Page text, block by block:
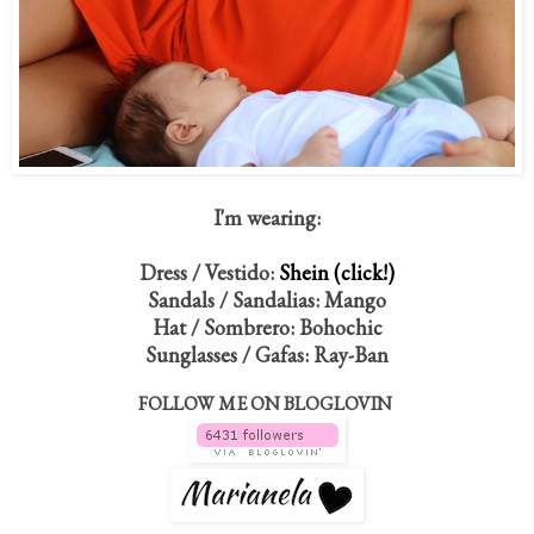
I'm wearing:
Dress / Vestido: Shein (click!)
Sandals / Sandalias: Mango
Hat / Sombrero: Bohochic
Sunglasses / Gafas: Ray-Ban
FOLLOW ME ON BLOGLOVIN